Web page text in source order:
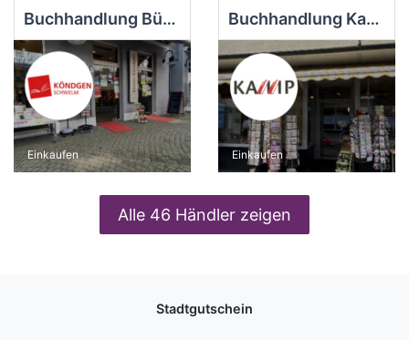
Buchhandlung Bücher Köndgen
Einkaufen
Buchhandlung Kamp Inh. Jeannette Schida
Einkaufen
Alle 46 Händler zeigen
Stadtgutschein